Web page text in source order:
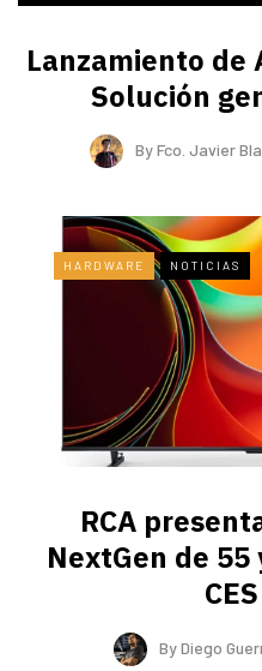
Lanzamiento de
Solución
ByFco. Javier
HARDWARE NOTICIAS
RCA
NextGen de
ByDiego